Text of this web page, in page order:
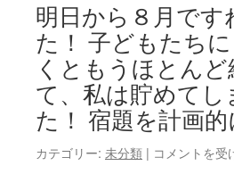
キ
プ
明日から８月で
た！ 子どもたち
くともうほとん
て、私は貯めて
た！ 宿題を計画
カテゴリー: 未分類 | ７
コメントを受